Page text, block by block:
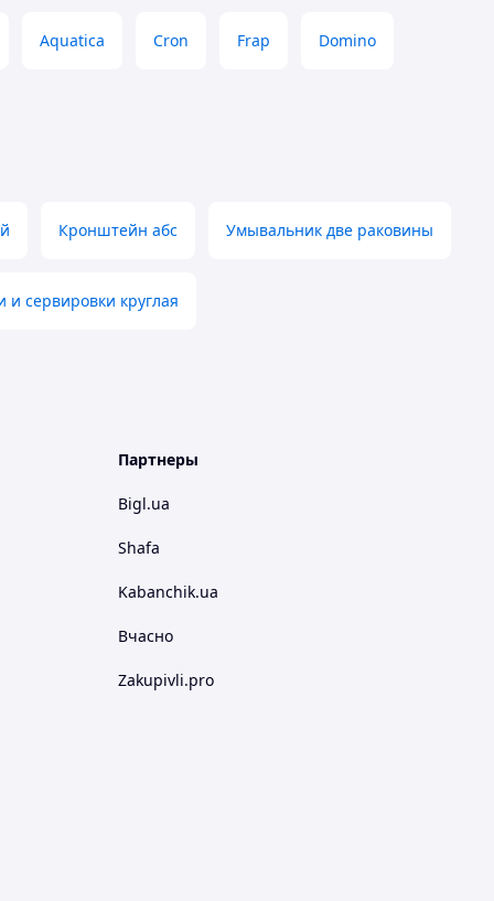
Aquatica Cron Frap Domino
Кронштейн абс Умывальник две раковины
и сервировки круглая
Партнеры
Bigl.ua
Shafa
Kabanchik.ua
Вчасно
Zakupivli.pro